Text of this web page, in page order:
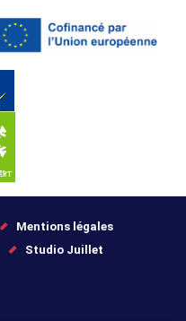
Mentions légales
Studio Juillet